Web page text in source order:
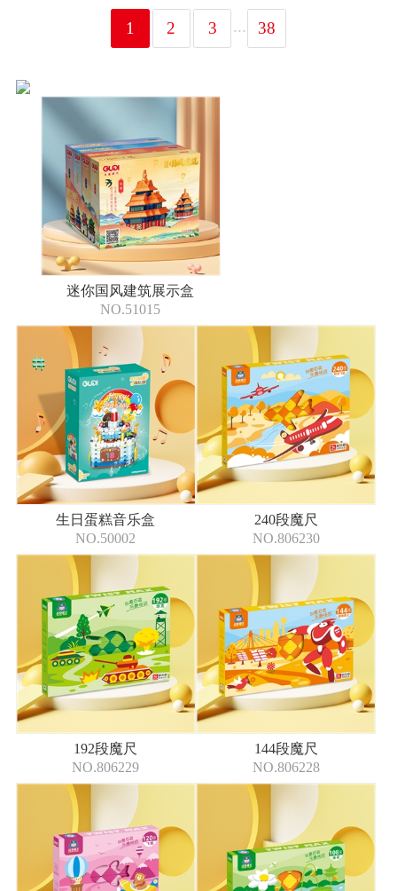
1 2 3 ... 38
迷你国风建筑展示盒
NO.51015
生日蛋糕音乐盒
NO.50002
240段魔尺
NO.806230
192段魔尺
NO.806229
144段魔尺
NO.806228